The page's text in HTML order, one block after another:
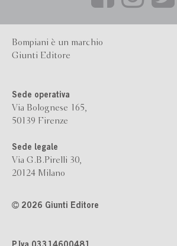
Bompiani è un marchio
Giunti Editore
Sede operativa
Via Bolognese 165,
50139 Firenze
Sede legale
Via G.B.Pirelli 30,
20124 Milano
2026 Giunti Editore